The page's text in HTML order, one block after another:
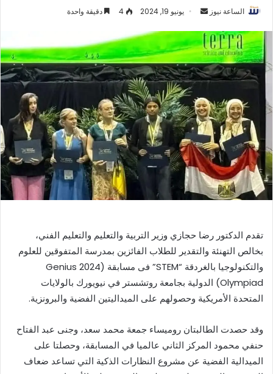
الساعة نيوز
أرسل
إلكترونيا
يونيو 19, 2024 4 دقيقة واحدة
تقدم الدكتور رضا حجازي وزير التربية والتعليم والتعليم الفني،
بخالص التهنئة والتقدير للطلاب الفائزين بمدرسة المتفوقين للعلوم
والتكنولوجيا بالغردقة “STEM” فى مسابقة (2024 Genius
Olympiad) الدولية بجامعة روتشستر في نيويورك بالولايات
المتحدة الأمريكية وحصولهم على الميداليتين الفضية والبرونزية.
وقد حصدت الطالبتان روميساء جمعة محمد سعد، وجنى عبد الفتاح
حنفي محمود المركز الثاني عالميا في المسابقة، وحصلتا على
الميدالية الفضية عن مشروع النظارات الذكية التي تساعد ضعاف